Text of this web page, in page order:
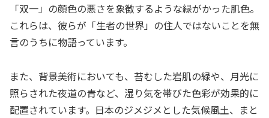
「双一」の顔色の悪さを象徴するような緑がかった肌色。
これらは、彼らが「生者の世界」の住人ではないことを無
言のうちに物語っています。
また、背景美術においても、苔むした岩肌の緑や、月光に
照らされた夜道の青など、湿り気を帯びた色彩が効果的に
配置されています。日本のジメジメとした気候風土、まと